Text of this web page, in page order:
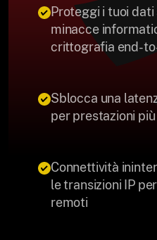
Proteggi i tuoi
minacce
crittografia end-
Sblocca una
per prestazioni
Connettività
le transizioni IP
remoti